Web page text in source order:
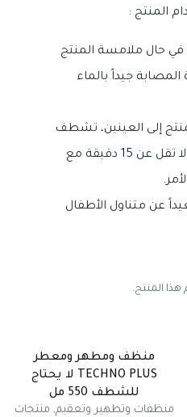
المنتج :
في حال ملامسة المنتج
جيداً بالماء
إلى العينين، تشطف
العين بالماء الجاري لمدة لا تقل عن 15 دقيقة مع
عن متناول الأطفال
المنتج.
منظف ومطهر ومعطر
TECHNO PLUS لا يحتاج
للشطف 550 مل
منظفات وتطهير وتعقيم, منتجات